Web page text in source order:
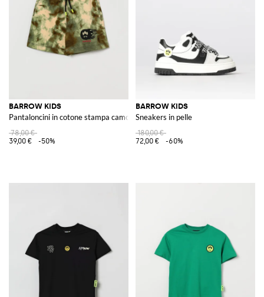
BARROW KIDS
Pantaloncini in cotone stampa camouflage
78,00 €
39,00 €
-50%
BARROW KIDS
Sneakers in pelle
180,00 €
72,00 €
-60%